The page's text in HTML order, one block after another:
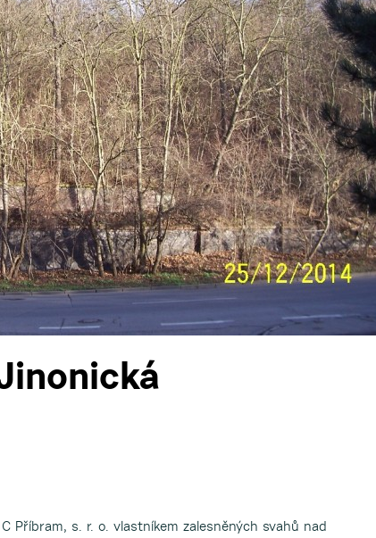
Příbram, s. r. o. vlastníkem zalesněných svahů nad